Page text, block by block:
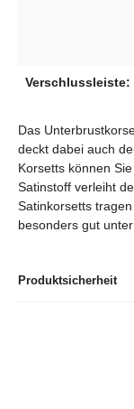
Produktsicherheit
Verschlussleiste:
Das
deckt dabei auch
Korsetts können
Satinstoff verleiht
Satinkorsetts
besonders gut